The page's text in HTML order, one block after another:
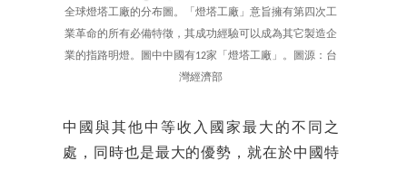
全球燈塔工廠的分布圖。「燈塔工廠」意旨擁有第四次工
業革命的所有必備特徵，其成功經驗可以成為其它製造企
業的指路明燈。圖中中國有12家「燈塔工廠」。圖源：台
灣經濟部
中國與其他中等收入國家最大的不同之
處，同時也是最大的優勢，就在於中國特